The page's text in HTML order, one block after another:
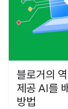
블로거의
제공 AI를
방법